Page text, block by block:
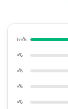
100%
0%
0%
0%
0%